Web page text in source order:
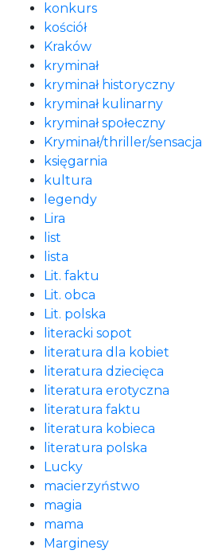
konkurs
kościół
Kraków
kryminał
kryminał historyczny
kryminał kulinarny
kryminał społeczny
Kryminał/thriller/sensacja
księgarnia
kultura
legendy
Lira
list
lista
Lit. faktu
Lit. obca
Lit. polska
literacki sopot
literatura dla kobiet
literatura dziecięca
literatura erotyczna
literatura faktu
literatura kobieca
literatura polska
Lucky
macierzyństwo
magia
mama
Marginesy